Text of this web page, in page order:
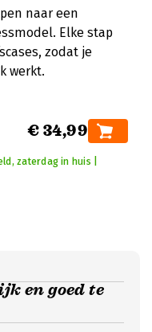
naar een
Elke stap
zodat je
werkt.
€ 34,99
zaterdag in huis |
en goed te